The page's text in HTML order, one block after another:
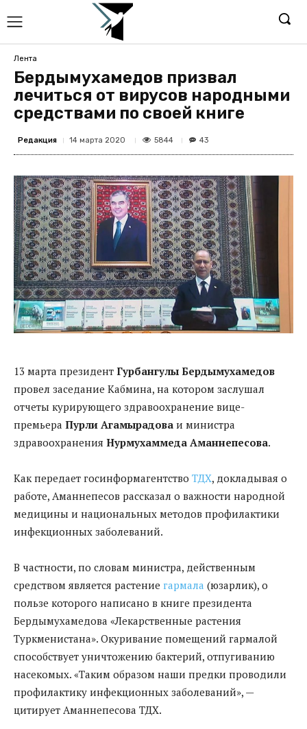
Лента
Бердымухамедов призвал
лечиться от вирусов народными
средствами по своей книге
Редакция 14 марта 2020 5844 43
13 марта президент Гурбангулы Бердымухамедов
провел заседание Кабмина, на котором заслушал
отчеты курирующего здравоохранение вице-
премьера Пурли Агамырадова и министра
здравоохранения Нурмухаммеда Аманнепесова.
Как передает госинформагентство ТДХ, докладывая о
работе, Аманнепесов рассказал о важности народной
медицины и национальных методов профилактики
инфекционных заболеваний.
В частности, по словам министра, действенным
средством является растение гармала (юзарлик), о
пользе которого написано в книге президента
Бердымухамедова «Лекарственные растения
Туркменистана». Окуривание помещений гармалой
способствует уничтожению бактерий, отпугиванию
насекомых. «Таким образом наши предки проводили
профилактику инфекционных заболеваний», —
цитирует Аманнепесова ТДХ.